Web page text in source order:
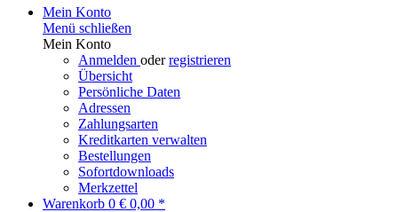
Mein Konto
Menü schließen
Mein Konto
Anmelden oderregistrieren
Übersicht
Persönliche Daten
Adressen
Zahlungsarten
Kreditkarten verwalten
Bestellungen
Sofortdownloads
Merkzettel
Warenkorb 0 € 0,00 *